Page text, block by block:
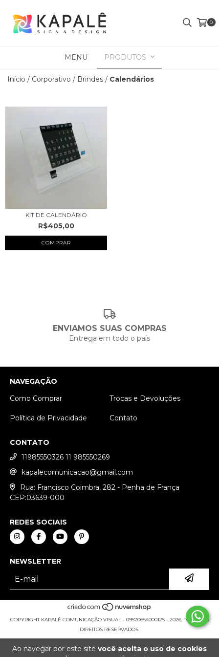
Ao navegar por este site você aceita o uso de cookies
0
MENU PRODUTOS
Início / Corporativo / Brindes / Calendários
KIT DE CALENDÁRIO
R$405,00
COMPRAR
ENVIAMOS SUAS COMPRAS
Entrega em todo o país
NAVEGAÇÃO
Como Comprar
Trocas e Devoluções
Política de Privacidade Contato
CONTATO
11985550326 11 985550269
kapalecomunicacao@gmail.com
Rua: Francisco Coimbra, 282 - Penha de França
CEP:03639-000
REDES SOCIAIS
NEWSLETTER
COPYRIGHT KAPALÊ COMUNICAÇÃO VISUAL - 09570654000125 - 2026. TODOS OS
DIREITOS RESERVADOS.